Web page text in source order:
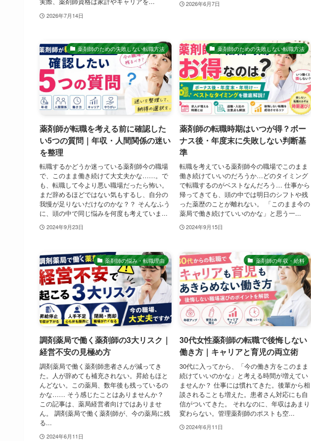
2026年7月14日
2026年6月7日
薬剤師のための失敗しない転職方法
薬剤師が転職を考える前に確認した
い5つの質問｜年収・人間関係の迷い
を整理
転職するかどうか迷っている薬剤師今の職場
で、このまま働き続けて大丈夫かな……。で
も、転職して今より悪い職場だったら怖い。
まだ辞めるほどではない気もするし、自分の
我慢が足りないだけなのかな？？ そんなふう
に、頭の中で同じ悩みを何度も考えていま...
2024年9月23日
薬剤師のための失敗しない転職方法
薬剤師の転職時期はいつが得？ボー
ナス後・年度末に失敗しない判断基
準
転職を考えている薬剤師今の職場でこのまま
働き続けていいのだろうか…どのタイミング
で転職するのがベストなんだろう… 仕事から
帰ってきても、頭の中では明日のシフトや残
った薬歴のことが離れない。 「このまま今の
薬局で働き続けていいのかな」と思う一...
2024年9月15日
薬剤師の悩み・転職理由
調剤薬局で働く薬剤師の3大リスク｜
経営不安の見極め方
調剤薬局で働く薬剤師患者さんが減ってき
た。人が辞めても補充されない。昇給もほと
んどない。この薬局、数年後も残っているの
かな…… そう感じたことはありませんか？
この記事は、薬局経営者向けではありませ
ん。 調剤薬局で働く薬剤師が、今の薬局に残
る...
2024年6月11日
薬剤師の年収・給料
30代女性薬剤師の転職で後悔しない
働き方｜キャリアと育児の両立術
30代に入ってから、「今の働き方をこのまま
続けていいのかな」と考える時間が増えてい
ませんか？ 仕事には慣れてきた。後輩から相
談されることも増えた。患者さん対応にも自
信がついてきた。 それなのに、年収はあまり
変わらない。管理薬剤師のポストも空...
2024年6月11日